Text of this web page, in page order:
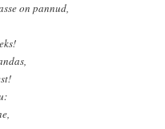
on pannud,